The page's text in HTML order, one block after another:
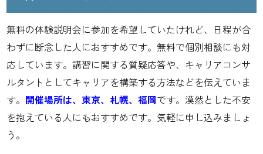
無料の体験説明会に参加を希望していたけれど、日程が合
わずに断念した人におすすめです。無料で個別相談にも対
応しています。講習に関する質疑応答や、キャリアコンサ
ルタントとしてキャリアを構築する方法などを伝えていま
す。 開催場所は、東京、札幌、福岡です。漠然とした不安
を抱えている人にもおすすめです。気軽に申し込みましょ
う。